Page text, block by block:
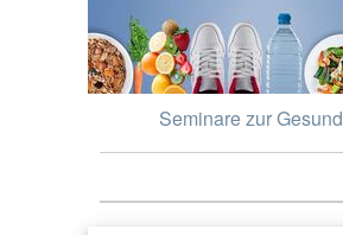
Seminare zur